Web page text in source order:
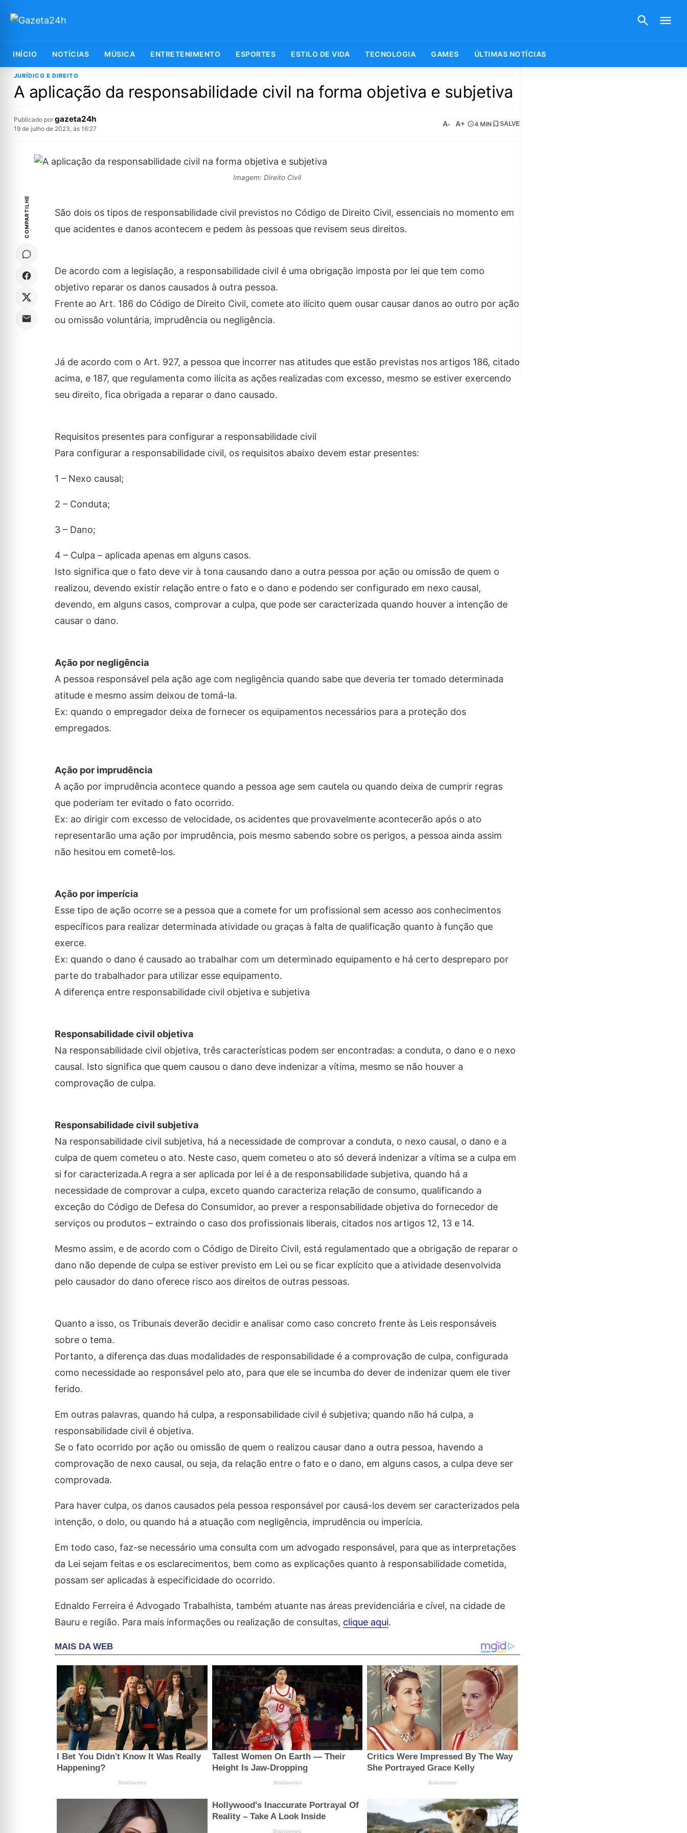
INÍCIO NOTÍCIAS MÚSICA ENTRETENIMENTO ESPORTES ESTILO DE VIDA TECNOLOGIA GAMES ÚLTIMAS NOTÍCIAS
JURÍDICO E DIREITO
A aplicação da responsabilidade civil na forma objetiva e subjetiva
Publicado por gazeta24h
19 de julho de 2023, às 16:27
A- A+ 4 MIN SALVE
Imagem: Direito Civil
COMPARTILHE
São dois os tipos de responsabilidade civil previstos no Código de Direito Civil, essenciais no momento em
que acidentes e danos acontecem e pedem às pessoas que revisem seus direitos.
De acordo com a legislação, a responsabilidade civil é uma obrigação imposta por lei que tem como
objetivo reparar os danos causados à outra pessoa.
Frente ao Art. 186 do Código de Direito Civil, comete ato ilícito quem ousar causar danos ao outro por ação
ou omissão voluntária, imprudência ou negligência.
Já de acordo com o Art. 927, a pessoa que incorrer nas atitudes que estão previstas nos artigos 186, citado
acima, e 187, que regulamenta como ilícita as ações realizadas com excesso, mesmo se estiver exercendo
seu direito, fica obrigada a reparar o dano causado.
Requisitos presentes para configurar a responsabilidade civil
Para configurar a responsabilidade civil, os requisitos abaixo devem estar presentes:
1 – Nexo causal;
2 – Conduta;
3 – Dano;
4 – Culpa – aplicada apenas em alguns casos.
Isto significa que o fato deve vir à tona causando dano a outra pessoa por ação ou omissão de quem o
realizou, devendo existir relação entre o fato e o dano e podendo ser configurado em nexo causal,
devendo, em alguns casos, comprovar a culpa, que pode ser caracterizada quando houver a intenção de
causar o dano.
Ação por negligência
A pessoa responsável pela ação age com negligência quando sabe que deveria ter tomado determinada
atitude e mesmo assim deixou de tomá-la.
Ex: quando o empregador deixa de fornecer os equipamentos necessários para a proteção dos
empregados.
Ação por imprudência
A ação por imprudência acontece quando a pessoa age sem cautela ou quando deixa de cumprir regras
que poderiam ter evitado o fato ocorrido.
Ex: ao dirigir com excesso de velocidade, os acidentes que provavelmente acontecerão após o ato
representarão uma ação por imprudência, pois mesmo sabendo sobre os perigos, a pessoa ainda assim
não hesitou em cometê-los.
Ação por imperícia
Esse tipo de ação ocorre se a pessoa que a comete for um profissional sem acesso aos conhecimentos
específicos para realizar determinada atividade ou graças à falta de qualificação quanto à função que
exerce.
Ex: quando o dano é causado ao trabalhar com um determinado equipamento e há certo despreparo por
parte do trabalhador para utilizar esse equipamento.
A diferença entre responsabilidade civil objetiva e subjetiva
Responsabilidade civil objetiva
Na responsabilidade civil objetiva, três características podem ser encontradas: a conduta, o dano e o nexo
causal. Isto significa que quem causou o dano deve indenizar a vítima, mesmo se não houver a
comprovação de culpa.
Responsabilidade civil subjetiva
Na responsabilidade civil subjetiva, há a necessidade de comprovar a conduta, o nexo causal, o dano e a
culpa de quem cometeu o ato. Neste caso, quem cometeu o ato só deverá indenizar a vítima se a culpa em
si for caracterizada.A regra a ser aplicada por lei é a de responsabilidade subjetiva, quando há a
necessidade de comprovar a culpa, exceto quando caracteriza relação de consumo, qualificando a
exceção do Código de Defesa do Consumidor, ao prever a responsabilidade objetiva do fornecedor de
serviços ou produtos – extraindo o caso dos profissionais liberais, citados nos artigos 12, 13 e 14.
Mesmo assim, e de acordo com o Código de Direito Civil, está regulamentado que a obrigação de reparar o
dano não depende de culpa se estiver previsto em Lei ou se ficar explícito que a atividade desenvolvida
pelo causador do dano oferece risco aos direitos de outras pessoas.
Quanto a isso, os Tribunais deverão decidir e analisar como caso concreto frente às Leis responsáveis
sobre o tema.
Portanto, a diferença das duas modalidades de responsabilidade é a comprovação de culpa, configurada
como necessidade ao responsável pelo ato, para que ele se incumba do dever de indenizar quem ele tiver
ferido.
Em outras palavras, quando há culpa, a responsabilidade civil é subjetiva; quando não há culpa, a
responsabilidade civil é objetiva.
Se o fato ocorrido por ação ou omissão de quem o realizou causar dano a outra pessoa, havendo a
comprovação de nexo causal, ou seja, da relação entre o fato e o dano, em alguns casos, a culpa deve ser
comprovada.
Para haver culpa, os danos causados pela pessoa responsável por causá-los devem ser caracterizados pela
intenção, o dolo, ou quando há a atuação com negligência, imprudência ou imperícia.
Em todo caso, faz-se necessário uma consulta com um advogado responsável, para que as interpretações
da Lei sejam feitas e os esclarecimentos, bem como as explicações quanto à responsabilidade cometida,
possam ser aplicadas à especificidade do ocorrido.
Ednaldo Ferreira é Advogado Trabalhista, também atuante nas áreas previdenciária e cível, na cidade de
Bauru e região. Para mais informações ou realização de consultas, clique aqui.